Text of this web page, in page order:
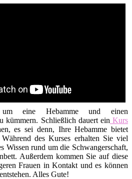
um eine Hebamme und einen
kümmern. Schließlich dauert ein Kurs
es sei denn, Ihre Hebamme bietet
des Kurses erhalten Sie viel
Wissen rund um die Schwangerschaft,
Außerdem kommen Sie auf diese
Frauen in Kontakt und es können
Alles Gute!